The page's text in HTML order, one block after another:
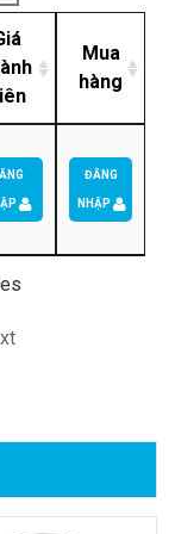
Mua
hàng
ĐĂNG
NHẬP